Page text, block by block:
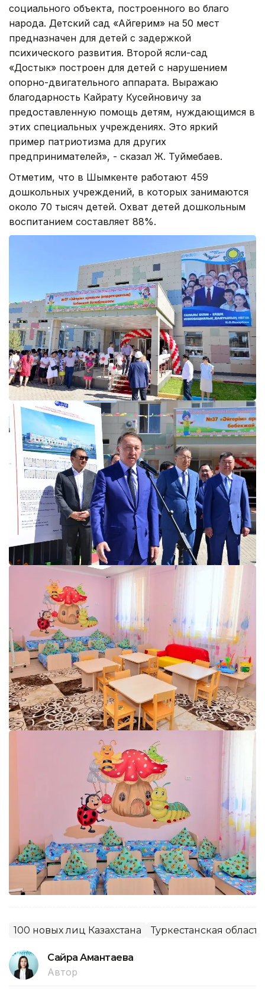
социального объекта, построенного во благо
народа. Детский сад «Айгерим» на 50 мест
предназначен для детей с задержкой
психического развития. Второй ясли-сад
«Достык» построен для детей с нарушением
опорно-двигательного аппарата. Выражаю
благодарность Кайрату Кусейновичу за
предоставленную помощь детям, нуждающимся в
этих специальных учреждениях. Это яркий
пример патриотизма для других
предпринимателей», - сказал Ж. Туймебаев.
Отметим, что в Шымкенте работают 459
дошкольных учреждений, в которых занимаются
около 70 тысяч детей. Охват детей дошкольным
воспитанием составляет 88%.
100 новых лиц Казахстана Туркестанская область
Сайра Амантаева
Автор